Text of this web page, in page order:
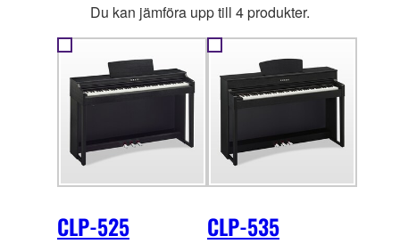
Du kan jämföra upp till 4 produkter.
CLP-525 CLP-535